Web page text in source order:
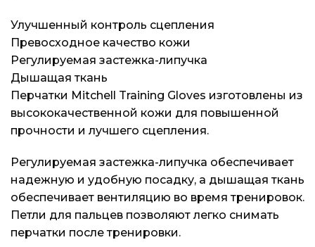
Улучшенный контроль сцепления
Превосходное качество кожи
Регулируемая застежка-липучка
Дышащая ткань
Перчатки Mitchell Training Gloves изготовлены из
высококачественной кожи для повышенной
прочности и лучшего сцепления.
Регулируемая застежка-липучка обеспечивает
надежную и удобную посадку, а дышащая ткань
обеспечивает вентиляцию во время тренировок.
Петли для пальцев позволяют легко снимать
перчатки после тренировки.